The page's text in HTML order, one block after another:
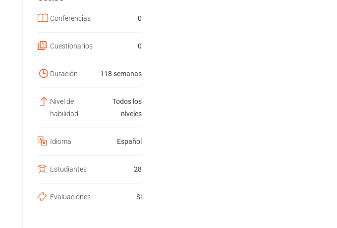
Conferencias 0
Cuestionarios 0
Duración 118 semanas
Nivel de
habilidad
Todos los
niveles
Idioma Español
Estudiantes 28
Evaluaciones Si